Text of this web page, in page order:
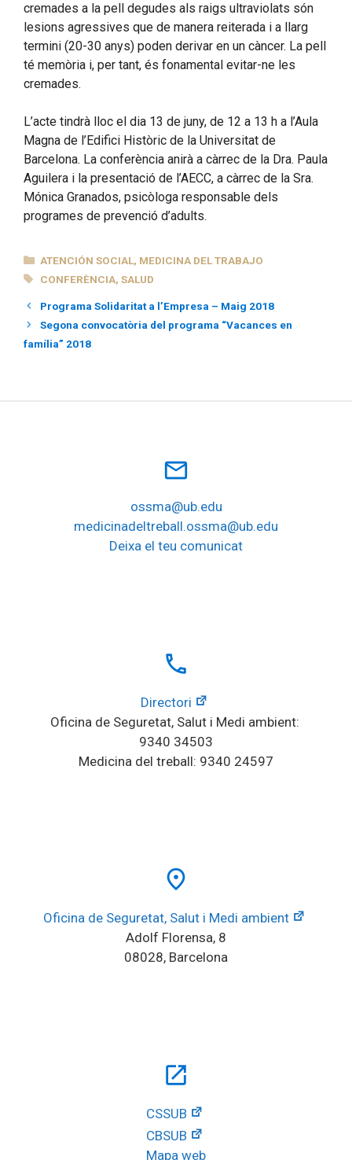
cremades a la pell degudes als raigs ultraviolats són
lesions agressives que de manera reiterada i a llarg
termini (20-30 anys) poden derivar en un càncer. La pell
té memòria i, per tant, és fonamental evitar-ne les
cremades.
L’acte tindrà lloc el dia 13 de juny, de 12 a 13 h a l’Aula
Magna de l’Edifici Històric de la Universitat de
Barcelona. La conferència anirà a càrrec de la Dra. Paula
Aguilera i la presentació de l’AECC, a càrrec de la Sra.
Mónica Granados, psicòloga responsable dels
programes de prevenció d’adults.
CATEGORÍAS
ATENCIÓN SOCIAL, MEDICINA DEL TRABAJO
ETIQUETAS
CONFERÈNCIA,SALUD
Programa Solidaritat a l’Empresa – Maig 2018
Segona convocatòria del programa “Vacances en
família” 2018
mail_outline
ossma@ub.edu
medicinadeltreball.ossma@ub.edu
Deixa el teu comunicat
local_phone
Directori
Oficina de Seguretat, Salut i Medi ambient:
9340 34503
Medicina del treball: 9340 24597
place
Oficina de Seguretat, Salut i Medi ambient
Adolf Florensa, 8
08028, Barcelona
open_in_new
CSSUB
CBSUB
Mapa web